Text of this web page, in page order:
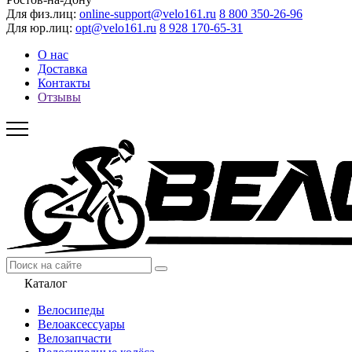
Для физ.лиц: online-support@velo161.ru 8 800 350-26-96
Для юр.лиц: opt@velo161.ru 8 928 170-65-31
О нас
Доставка
Контакты
Отзывы
Каталог
Велосипеды
Велоаксессуары
Велозапчасти